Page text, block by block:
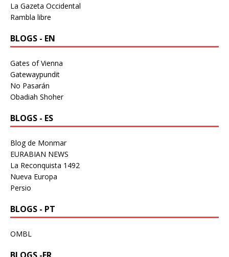
La Gazeta Occidental
Rambla libre
BLOGS - EN
Gates of Vienna
Gatewaypundit
No Pasarán
Obadiah Shoher
BLOGS - ES
Blog de Monmar
EURABIAN NEWS
La Reconquista 1492
Nueva Europa
Persio
BLOGS - PT
OMBL